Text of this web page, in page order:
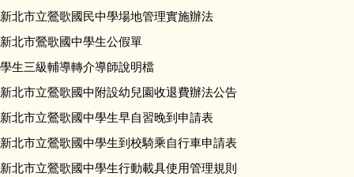
便民業務
下載專區
教育資源
新北市立鶯歌國民中學場地管理實施辦法
新北市鶯歌國中學生公假單
學生三級輔導轉介導師說明檔
新北市立鶯歌國中附設幼兒園收退費辦法公告
新北市立鶯歌國中學生早自習晚到申請表
新北市立鶯歌國中學生到校騎乘自行車申請表
新北市立鶯歌國中學生行動載具使用管理規則